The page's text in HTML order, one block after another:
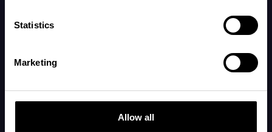
Statistics
Marketing
Allow all
Hör det senaste om bebissömn och Napper
Var först med att höra om våra senaste funktioner och vad
som händer inom forskning om bebissömn.
Juridisk information